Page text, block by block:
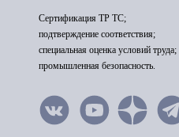
Сертификация ТР ТС;
подтверждение соответствия;
специальная оценка условий труда;
промышленная безопасность.